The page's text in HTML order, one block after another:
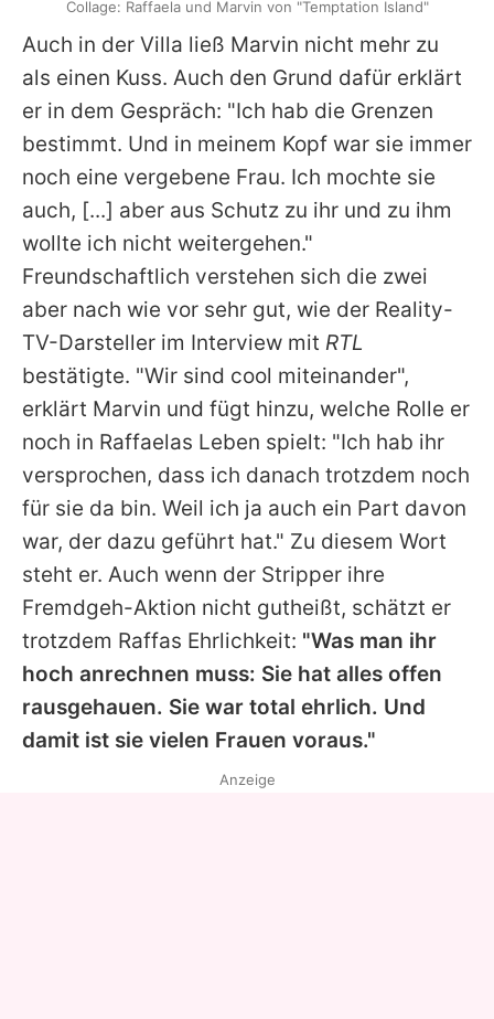
Auch in der Villa ließ Marvin nicht mehr zu
als einen Kuss. Auch den Grund dafür erklärt
er in dem Gespräch: "Ich hab die Grenzen
bestimmt. Und in meinem Kopf war sie immer
noch eine vergebene Frau. Ich mochte sie
auch, [...] aber aus Schutz zu ihr und zu ihm
wollte ich nicht weitergehen."
Freundschaftlich verstehen sich die zwei
aber nach wie vor sehr gut, wie der Reality-
TV-Darsteller im Interview mit RTL
bestätigte. "Wir sind cool miteinander",
erklärt Marvin und fügt hinzu, welche Rolle er
noch in Raffaelas Leben spielt: "Ich hab ihr
versprochen, dass ich danach trotzdem noch
für sie da bin. Weil ich ja auch ein Part davon
war, der dazu geführt hat." Zu diesem Wort
steht er. Auch wenn der Stripper ihre
Fremdgeh-Aktion nicht gutheißt, schätzt er
trotzdem Raffas Ehrlichkeit: "Was man ihr
hoch anrechnen muss: Sie hat alles offen
rausgehauen. Sie war total ehrlich. Und
damit ist sie vielen Frauen voraus."
Collage: Raffaela und Marvin von "Temptation Island"
Anzeige